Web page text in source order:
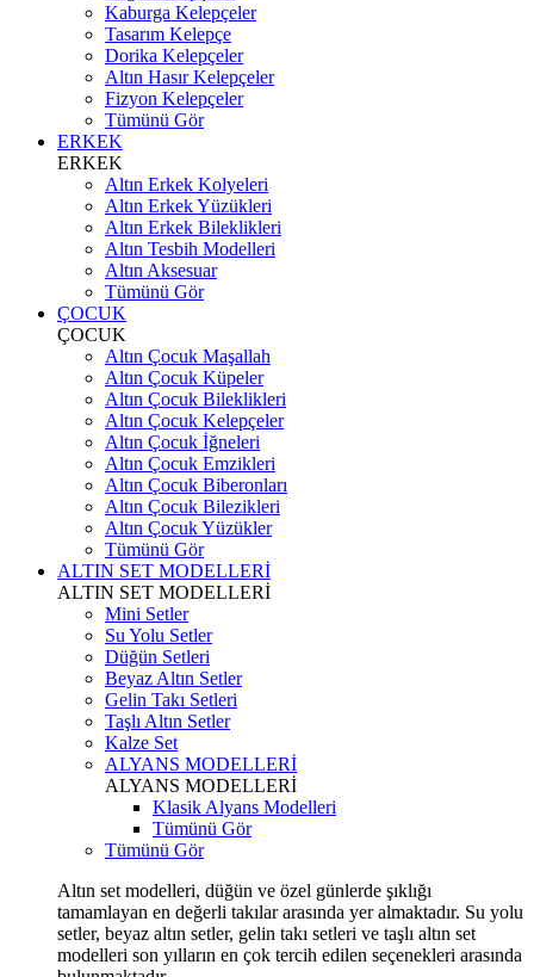
Kaburga Kelepçeler
Tasarım Kelepçe
Dorika Kelepçeler
Altın Hasır Kelepçeler
Fizyon Kelepçeler
Tümünü Gör
ERKEK
ERKEK
Altın Erkek Kolyeleri
Altın Erkek Yüzükleri
Altın Erkek Bileklikleri
Altın Tesbih Modelleri
Altın Aksesuar
Tümünü Gör
ÇOCUK
ÇOCUK
Altın Çocuk Maşallah
Altın Çocuk Küpeler
Altın Çocuk Bileklikleri
Altın Çocuk Kelepçeler
Altın Çocuk İğneleri
Altın Çocuk Emzikleri
Altın Çocuk Biberonları
Altın Çocuk Bilezikleri
Altın Çocuk Yüzükler
Tümünü Gör
ALTIN SET MODELLERİ
ALTIN SET MODELLERİ
Mini Setler
Su Yolu Setler
Düğün Setleri
Beyaz Altın Setler
Gelin Takı Setleri
Taşlı Altın Setler
Kalze Set
ALYANS MODELLERİ
ALYANS MODELLERİ
Klasik Alyans Modelleri
Tümünü Gör
Tümünü Gör
Altın set modelleri, düğün ve özel günlerde şıklığı
tamamlayan en değerli takılar arasında yer almaktadır. Su yolu
setler, beyaz altın setler, gelin takı setleri ve taşlı altın set
modelleri son yılların en çok tercih edilen seçenekleri arasında